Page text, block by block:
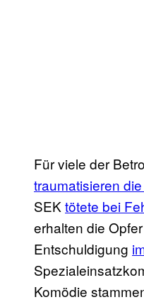
Für viele der
traumatisieren
SEKtötete bei
erhalten die
Entschuldigung
Komödie